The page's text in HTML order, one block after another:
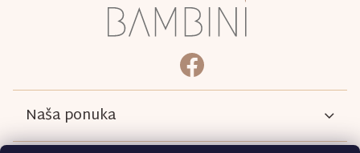
bambini.kociky
https://www.facebook.com/
Naša ponuka